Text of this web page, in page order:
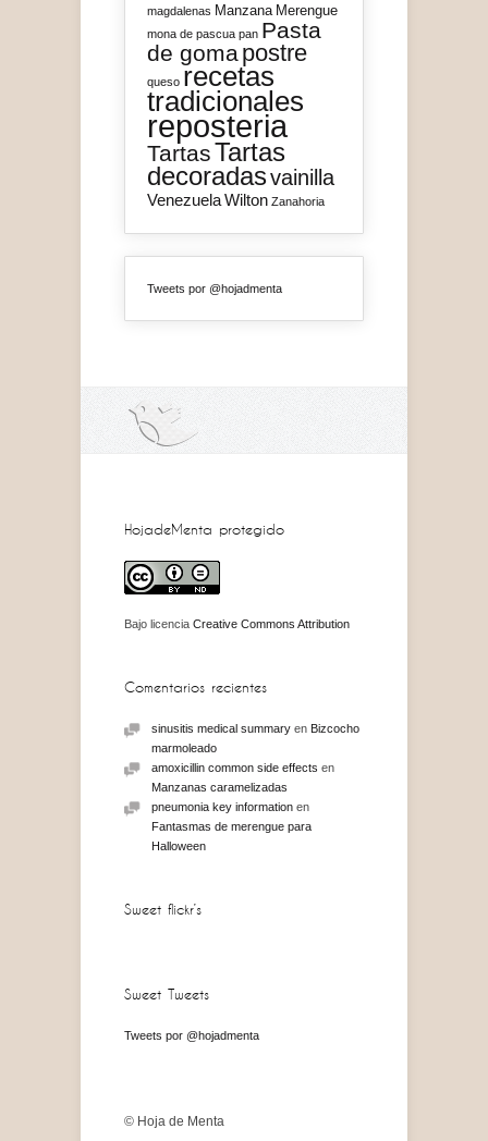
magdalenas Manzana Merengue
mona de pascua pan Pasta
de gomapostre
queso recetas
tradicionales
reposteria
TartasTartas
decoradasvainilla
VenezuelaWilton Zanahoria
Tweets por @hojadmenta
HojadeMenta protegido
Bajo licencia Creative Commons Attribution
Comentarios recientes
sinusitis medical summary en Bizcocho
marmoleado
amoxicillin common side effects en
Manzanas caramelizadas
pneumonia key information en
Fantasmas de merengue para
Halloween
Sweet flickr’s
Sweet Tweets
Tweets por @hojadmenta
© Hoja de Menta